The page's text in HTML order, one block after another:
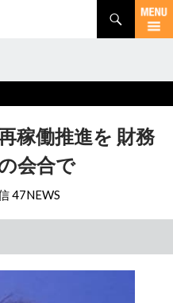
稼働推進を 財務
会合で
47NEWS